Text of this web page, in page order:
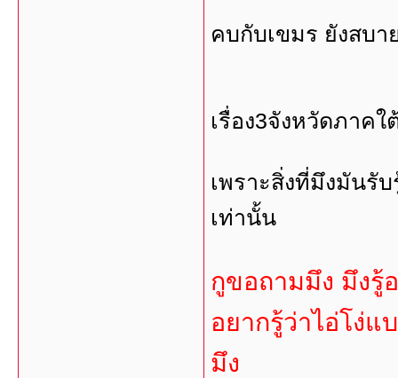
คบกับเขมร ยังสบ
เรื่อง3จังหวัดภาค
เพราะสิ่งที่มึงมันรั
เท่านั้น
กูขอถามมึง มึงรู้
อยากรู้ว่าไอ่โง่แ
มึง